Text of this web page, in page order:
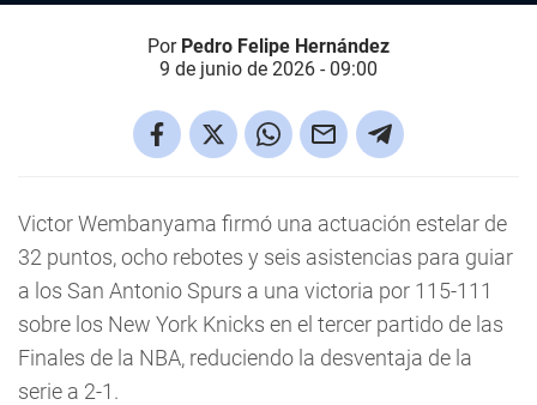
Por Pedro Felipe Hernández
9 de junio de 2026 - 09:00
Victor Wembanyama firmó una actuación estelar de
32 puntos, ocho rebotes y seis asistencias para guiar
a los San Antonio Spurs a una victoria por 115-111
sobre los New York Knicks en el tercer partido de las
Finales de la NBA, reduciendo la desventaja de la
serie a 2-1.